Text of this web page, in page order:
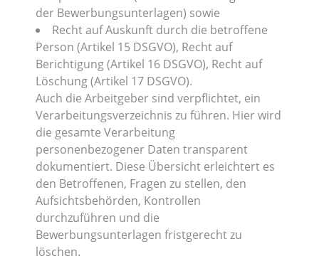
der Bewerbungsunterlagen) sowie
Recht auf Auskunft durch die betroffene
Person (Artikel 15 DSGVO), Recht auf
Berichtigung (Artikel 16 DSGVO), Recht auf
Löschung (Artikel 17 DSGVO).
Auch die Arbeitgeber sind verpflichtet, ein
Verarbeitungsverzeichnis zu führen. Hier wird
die gesamte Verarbeitung
personenbezogener Daten transparent
dokumentiert. Diese Übersicht erleichtert es
den Betroffenen, Fragen zu stellen, den
Aufsichtsbehörden, Kontrollen
durchzuführen und die
Bewerbungsunterlagen fristgerecht zu
löschen.